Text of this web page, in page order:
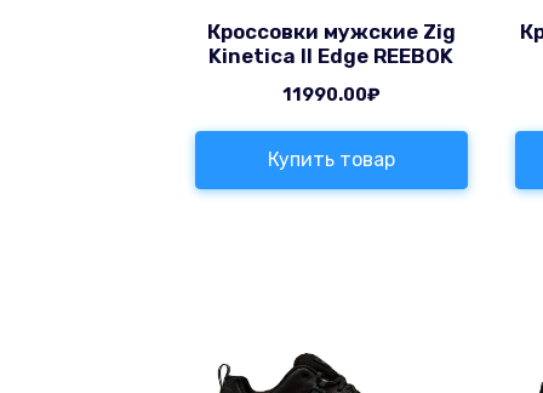
Кроссовки мужские Zig
Kinetica II Edge REEBOK
11990.00₽
Купить товар